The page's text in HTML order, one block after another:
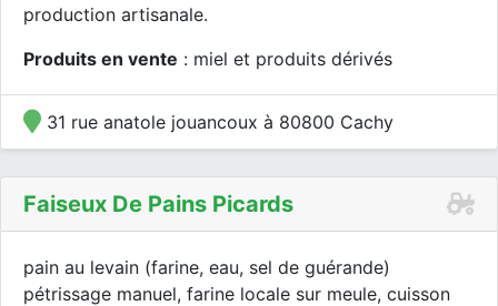
production artisanale.
Produits en vente : miel et produits dérivés
31 rue anatole jouancoux à 80800 Cachy
Faiseux De Pains Picards
pain au levain (farine, eau, sel de guérande)
pétrissage manuel, farine locale sur meule, cuisson